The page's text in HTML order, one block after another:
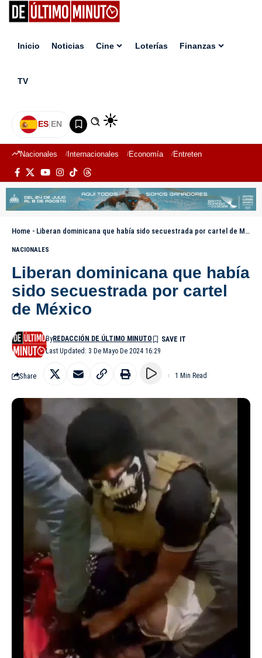
Inicio Noticias Cine Loterías Finanzas
TV
ES|EN
Nacionales Internacionales Economía Entretenimiento
Home - Liberan dominicana que había sido secuestrada por cartel de México
NACIONALES
Liberan dominicana que había
sido secuestrada por cartel
de México
Last Updated: 3 De Mayo De 2024 16:29
ByREDACCIÓN DE ÚLTIMO MINUTO
Share 1 Min Read